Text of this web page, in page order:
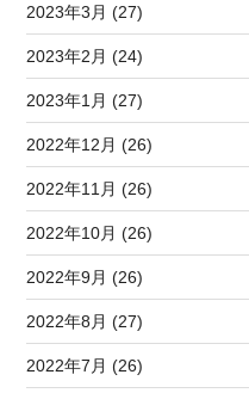
2023年3月 (27)
2023年2月 (24)
2023年1月 (27)
2022年12月 (26)
2022年11月 (26)
2022年10月 (26)
2022年9月 (26)
2022年8月 (27)
2022年7月 (26)